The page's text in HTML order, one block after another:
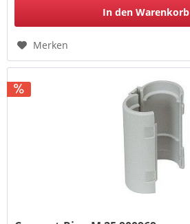
In den Warenkorb
Merken